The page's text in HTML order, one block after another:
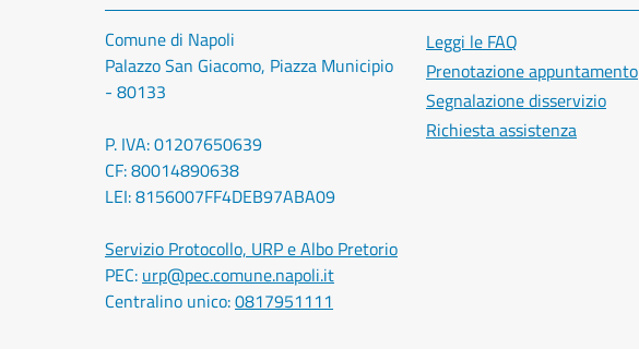
Comune di Napoli
Palazzo San Giacomo, Piazza Municipio
- 80133
P. IVA: 01207650639
CF: 80014890638
LEI: 8156007FF4DEB97ABA09
Servizio Protocollo, URP e Albo Pretorio
PEC: urp@pec.comune.napoli.it
Centralino unico:0817951111
Leggi le FAQ
Prenotazione appuntamento
Segnalazione disservizio
Richiesta assistenza